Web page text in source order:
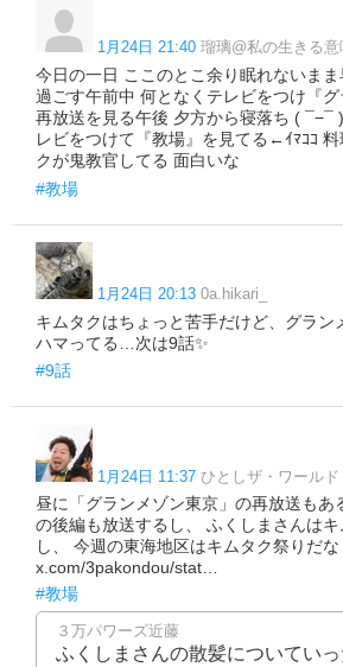
1月24日 21:40 瑠璃@私の生きる
今日の一日 ここのとこ余り眠れないまま
過ごす午前中 何となくテレビをつけ『
再放送を見る午後 夕方から寝落ち ( ¯−¯
レビをつけて『教場』を見てる←ｲﾏｺｺ
クが鬼教官してる 面白いな
#教場
1月24日 20:13 0a.hikari_
キムタクはちょっと苦手だけど、グラン
ハマってる…次は9話✨
#9話
1月24日 11:37 ひとしザ・ワールド
昼に「グランメゾン東京」の再放送もあ
の後編も放送するし、 ふくしまさんは
し、 今週の東海地区はキムタク祭りだな
x.com/3pakondou/stat…
#教場
３万パワーズ近藤
ふくしまさんの散髪についてい